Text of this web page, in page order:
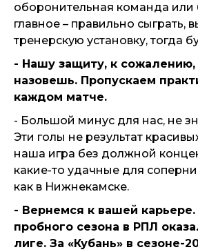
оборонительная команда или
главное – правильно сыграть,
тренерскую установку, тогда
- Нашу защиту, к сожалению,
назовешь. Пропускаем
каждом матче.
- Большой минус для нас, не
Эти голы не результат
наша игра без должной
какие-то удачные для
как в Нижнекамске.
- Вернемся к вашей
пробного сезона в РПЛ
лиге. За «Кубань» в сезоне-